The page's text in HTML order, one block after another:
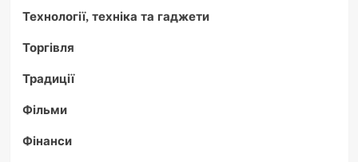
Технології, техніка та гаджети
Торгівля
Традиції
Фільми
Фінанси